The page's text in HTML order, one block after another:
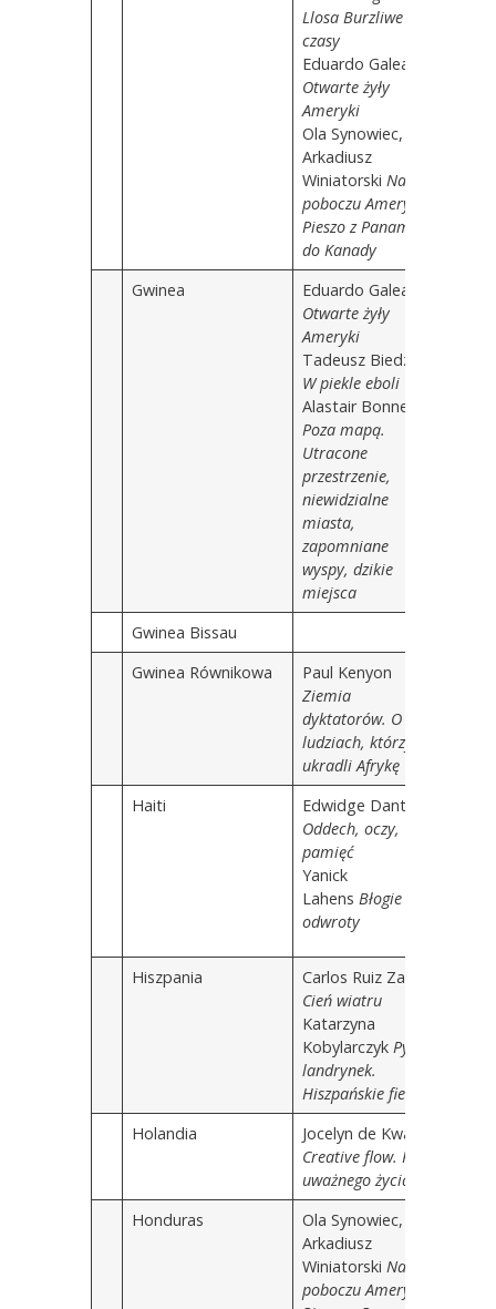
Llosa Burzliwe
czasy
Eduardo Galeano
Otwarte żyły
Ameryki
Ola Synowiec,
Arkadiusz
Winiatorski Na
poboczu Ameryk.
Pieszo z Panamy
do Kanady
Gwinea
Eduardo Galeano
Otwarte żyły
Ameryki
Tadeusz Biedzki
W piekle eboli
Alastair Bonnett
Poza mapą.
Utracone
przestrzenie,
niewidzialne
miasta,
zapomniane
wyspy, dzikie
miejsca
Gwinea Bissau
Gwinea Równikowa
Paul Kenyon
Ziemia
dyktatorów. O
ludziach, którzy
ukradli Afrykę
Haiti
Edwidge Danticat
Oddech, oczy,
pamięć
Yanick
Lahens Błogie
odwroty
Hiszpania
Carlos Ruiz Zafón
Cień wiatru
Katarzyna
Kobylarczyk Pył z
landrynek.
Hiszpańskie fiesty
Holandia
Jocelyn de Kwant
Creative flow. Rok
uważnego życia
Honduras
Ola Synowiec,
Arkadiusz
Winiatorski Na
poboczu Ameryk.